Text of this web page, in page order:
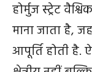
होर्मुज स्ट्रेट
माना जाता है,
आपूर्ति होती है.